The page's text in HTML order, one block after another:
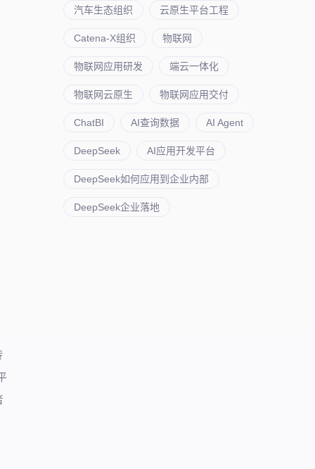
汽车生态组织 云原生平台工程
Catena-X组织 物联网
物联网应用研发 端云一体化
物联网云原生 物联网应用交付
ChatBI AI查询数据 AI Agent
DeepSeek AI应用开发平台
DeepSeek如何应用到企业内部
DeepSeek企业落地